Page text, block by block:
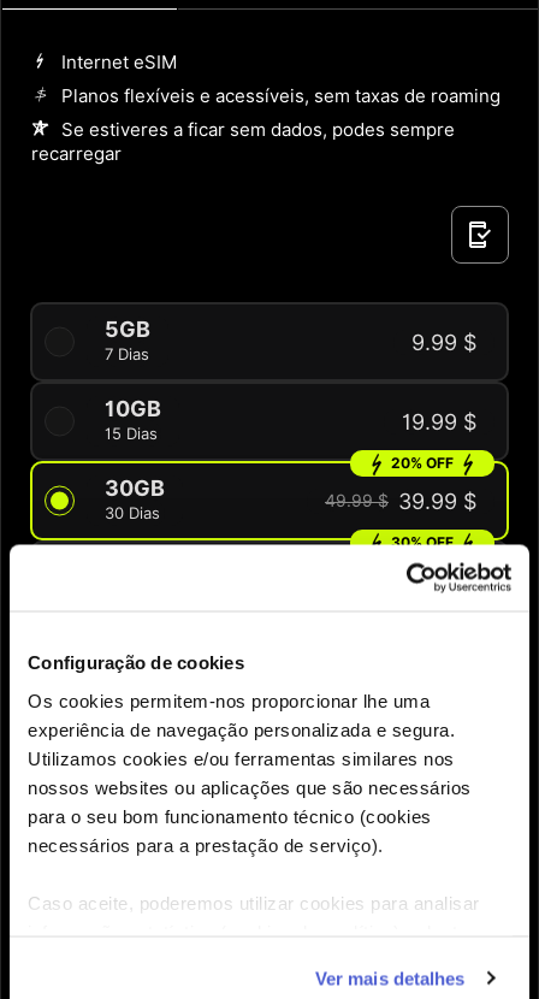
Configuração de cookies
Os cookies permitem-nos proporcionar lhe uma
experiência de navegação personalizada e segura.
Utilizamos cookies e/ou ferramentas similares nos
nossos websites ou aplicações que são necessários
para o seu bom funcionamento técnico (cookies
necessários para a prestação de serviço).
Caso aceite, poderemos utilizar cookies para analisar
funcionalidades (cookies de personalização e
Ver mais detalhes
Internet eSIM
Planos flexíveis e acessíveis, sem taxas de roaming
Se estiveres a ficar sem dados, podes sempre
recarregar
5GB
7 Dias 9.99 $
10GB
15 Dias 19.99 $
30GB
30 Dias
20% OFF
49.99 $ 39.99 $
30% OFF
48.99 $
Precisas de ajuda para escolher o eSIM certo?
QUANTIDADE
 Adicionar